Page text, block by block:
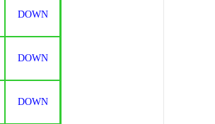
DOWN
DOWN
DOWN